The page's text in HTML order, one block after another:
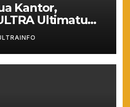
Kantor,
Ultimatum
Puuwatu Siap
Tak Ada